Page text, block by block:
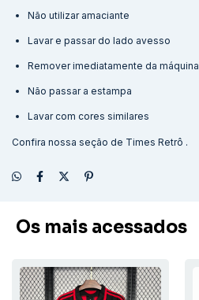
Não utilizar amaciante
Lavar e passar do lado avesso
Remover imediatamente da máquina
Não passar a estampa
Lavar com cores similares
Confira nossa seção de Times Retrô .
Os mais acessados